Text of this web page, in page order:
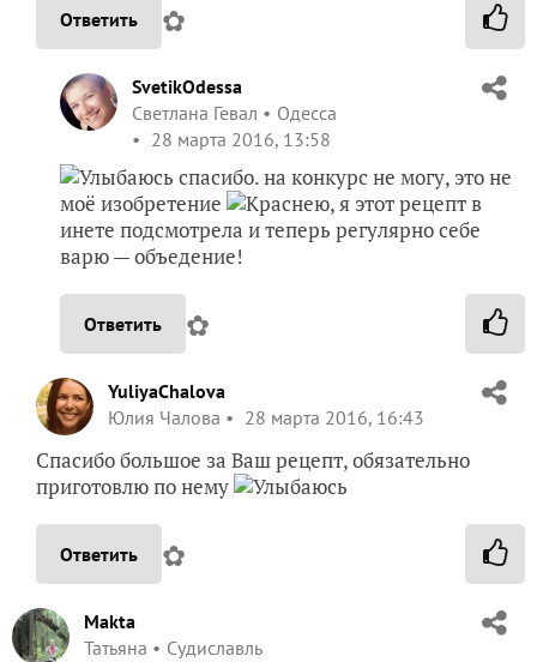
Ответить ✿
SvetikOdessa
Светлана Гевал
Одесса
28 марта 2016, 13:58
спасибо. на конкурс не могу, это не
моё изобретение
, я этот рецепт в
инете подсмотрела и теперь регулярно себе
варю — объедение!
Ответить ✿
YuliyaChalova
Юлия Чалова
28 марта 2016, 16:43
Спасибо большое за Ваш рецепт, обязательно
приготовлю по нему
Ответить ✿
Makta
Татьяна
Судиславль